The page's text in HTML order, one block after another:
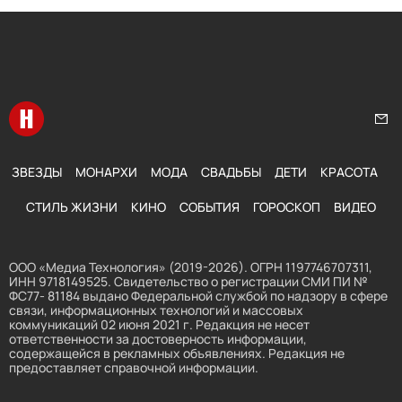
Перейти на главную
ЗВЕЗДЫ МОНАРХИ МОДА СВАДЬБЫ ДЕТИ КРАСОТА
СТИЛЬ ЖИЗНИ КИНО СОБЫТИЯ ГОРОСКОП ВИДЕО
ООО «Медиа Технология» (2019-2026). ОГРН 1197746707311,
ИНН 9718149525. Свидетельство о регистрации СМИ ПИ №
ФС77- 81184 выдано Федеральной службой по надзору в сфере
связи, информационных технологий и массовых
коммуникаций 02 июня 2021 г. Редакция не несет
ответственности за достоверность информации,
содержащейся в рекламных объявлениях. Редакция не
предоставляет справочной информации.